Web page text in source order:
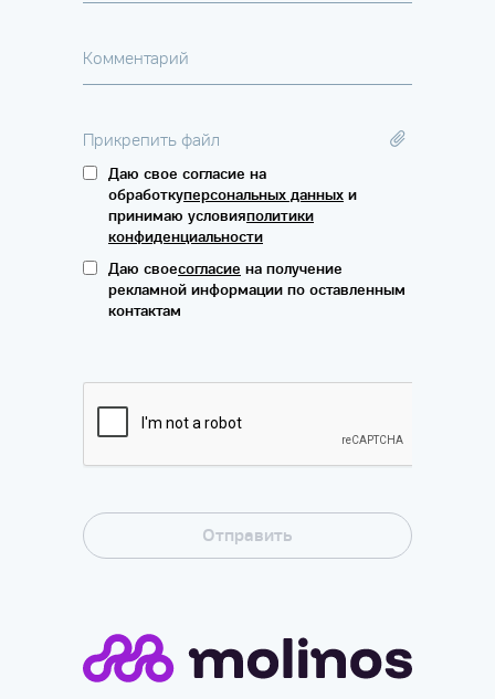
Комментарий
Прикрепить файл
Даю свое согласие на
обработкуперсональных данных и
принимаю условияполитики
конфиденциальности
Даю своесогласие на получение
рекламной информации по оставленным
контактам